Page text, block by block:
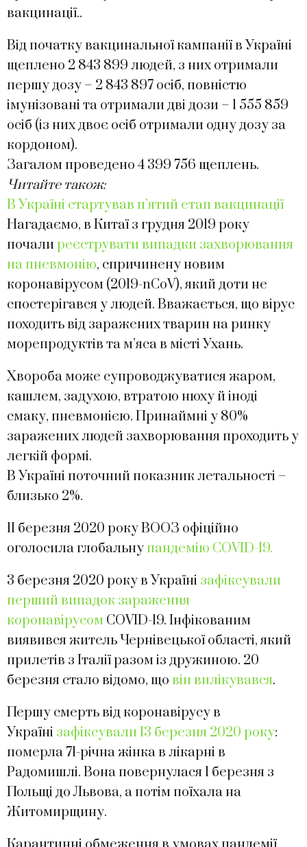
вакцинації..
Від початку вакцинальної кампанії в Україні
щеплено 2 843 899 людей, з них отримали
першу дозу – 2 843 897 осіб, повністю
імунізовані та отримали дві дози – 1 555 859
осіб (із них двоє осіб отримали одну дозу за
кордоном).
Загалом проведено 4 399 756 щеплень.
Читайте також:
В Україні стартував п’ятий етап вакцинації
Нагадаємо, в Китаї з грудня 2019 року
почали реєструвати випадки захворювання
на пневмонію, спричинену новим
коронавірусом (2019-nCoV), який доти не
спостерігався у людей. Вважається, що вірус
походить від заражених тварин на ринку
морепродуктів та м’яса в місті Ухань.
Хвороба може супроводжуватися жаром,
кашлем, задухою, втратою нюху й іноді
смаку, пневмонією. Принаймні у 80%
заражених людей захворювання проходить у
легкій формі.
В Україні поточний показник летальності –
близько 2%.
11 березня 2020 року ВООЗ офіційно
оголосила глобальну пандемію COVID-19.
3 березня 2020 року в Україні зафіксували
перший випадок зараження
коронавірусом COVID-19. Інфікованим
виявився житель Чернівецької області, який
прилетів з Італії разом із дружиною. 20
березня стало відомо, що він вилікувався.
Першу смерть від коронавірусу в
Україні зафіксували 13 березня 2020 року:
померла 71-річна жінка в лікарні в
Радомишлі. Вона повернулася 1 березня з
Польщі до Львова, а потім поїхала на
Житомирщину.